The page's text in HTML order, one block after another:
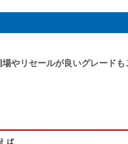
やリセールが良いグレードも